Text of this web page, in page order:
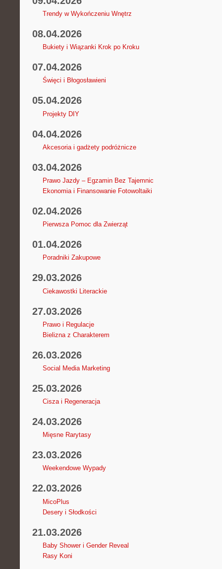
Trendy w Wykończeniu Wnętrz
08.04.2026
Bukiety i Wiązanki Krok po Kroku
07.04.2026
Święci i Błogosławieni
05.04.2026
Projekty DIY
04.04.2026
Akcesoria i gadżety podróżnicze
03.04.2026
Prawo Jazdy – Egzamin Bez Tajemnic
Ekonomia i Finansowanie Fotowoltaiki
02.04.2026
Pierwsza Pomoc dla Zwierząt
01.04.2026
Poradniki Zakupowe
29.03.2026
Ciekawostki Literackie
27.03.2026
Prawo i Regulacje
Bielizna z Charakterem
26.03.2026
Social Media Marketing
25.03.2026
Cisza i Regeneracja
24.03.2026
Mięsne Rarytasy
23.03.2026
Weekendowe Wypady
22.03.2026
MicoPlus
Desery i Słodkości
21.03.2026
Baby Shower i Gender Reveal
Rasy Koni